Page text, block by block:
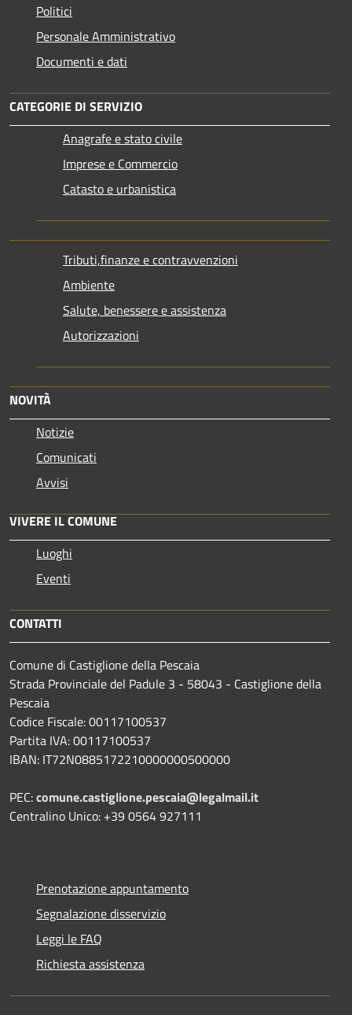
Politici
Personale Amministrativo
Documenti e dati
CATEGORIE DI SERVIZIO
Anagrafe e stato civile
Imprese e Commercio
Catasto e urbanistica
Tributi,finanze e contravvenzioni
Ambiente
Salute, benessere e assistenza
Autorizzazioni
NOVITÀ
Notizie
Comunicati
Avvisi
VIVERE IL COMUNE
Luoghi
Eventi
CONTATTI
Comune di Castiglione della Pescaia
Strada Provinciale del Padule 3 - 58043 - Castiglione della
Pescaia
Codice Fiscale: 00117100537
Partita IVA: 00117100537
IBAN: IT72N0885172210000000500000
PEC:comune.castiglione.pescaia@legalmail.it
Centralino Unico: +39 0564 927111
Prenotazione appuntamento
Segnalazione disservizio
Leggi le FAQ
Richiesta assistenza